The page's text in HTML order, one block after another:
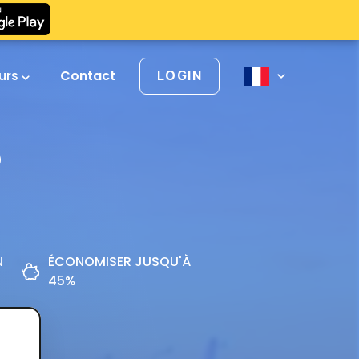
Contact LOGIN
ÉCONOMISER JUSQU'À
45%